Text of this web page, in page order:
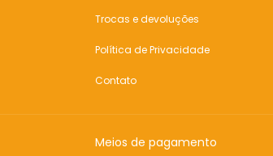
Trocas e devoluções
Política de Privacidade
Contato
Meios de pagamento